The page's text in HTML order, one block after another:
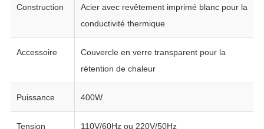
Construction
Acier avec revêtement imprimé blanc pour la
conductivité thermique
Accessoire
Couvercle en verre transparent pour la
rétention de chaleur
Puissance 400W
Tension 110V/60Hz ou 220V/50Hz